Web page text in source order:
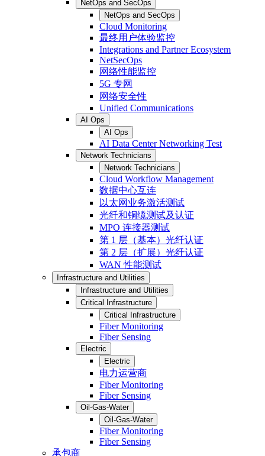
NetOps and SecOps
NetOps and SecOps
Cloud Monitoring
最终用户体验监控
Integrations and Partner Ecosystem
NetSecOps
网络性能监控
5G 专网
网络安全性
Unified Communications
AI Ops
AI Ops
AI Data Center Networking Test
Network Technicians
Network Technicians
Cloud Workflow Management
数据中心互连
以太网业务激活测试
光纤和铜缆测试及认证
MPO 连接器测试
第 1 层（基本）光纤认证
第 2 层（扩展）光纤认证
WAN 性能测试
Infrastructure and Utilities
Infrastructure and Utilities
Critical Infrastructure
Critical Infrastructure
Fiber Monitoring
Fiber Sensing
Electric
Electric
电力运营商
Fiber Monitoring
Fiber Sensing
Oil-Gas-Water
Oil-Gas-Water
Fiber Monitoring
Fiber Sensing
承包商